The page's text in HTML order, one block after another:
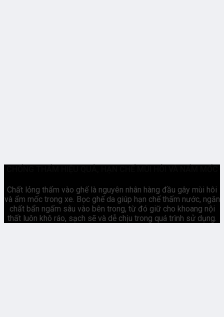
Chất lỏng thấm vào ghế là nguyên nhân hàng đầu gây mùi hôi
và ẩm mốc trong xe. Bọc ghế da giúp hạn chế thấm nước, ngăn
chất bẩn ngấm sâu vào bên trong, từ đó giữ cho khoang nội
thất luôn khô ráo, sạch sẽ và dễ chịu trong quá trình sử dụng.